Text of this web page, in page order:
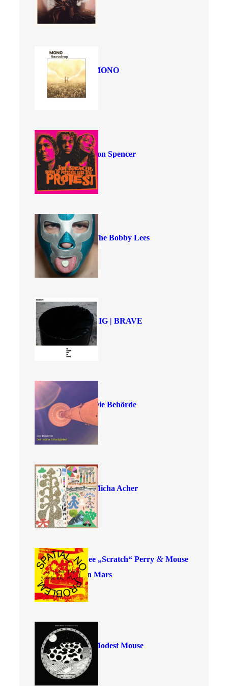
MONO
Jon Spencer
The Bobby Lees
BIG | BRAVE
Die Behörde
Micha Acher
Lee „Scratch“ Perry& Mouse
on Mars
Modest Mouse